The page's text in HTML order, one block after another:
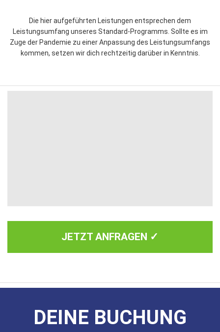
Die hier aufgeführten Leistungen entsprechen dem
Leistungsumfang unseres Standard-Programms. Sollte es im
Zuge der Pandemie zu einer Anpassung des Leistungsumfangs
kommen, setzen wir dich rechtzeitig darüber in Kenntnis.
JETZT ANFRAGEN ✓
DEINE BUCHUNG